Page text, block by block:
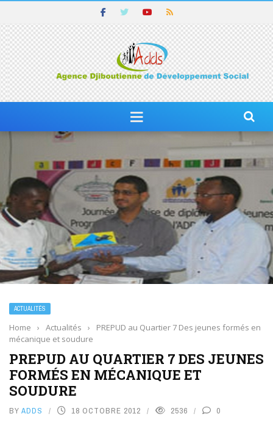
ACTUALITÉS
Home › Actualités ›
PREPUD au Quartier 7 Des jeunes formés en
mécanique et soudure
PREPUD AU QUARTIER 7 DES JEUNES
FORMÉS EN MÉCANIQUE ET
SOUDURE
BY ADDS 18 OCTOBRE 2012 2536 0